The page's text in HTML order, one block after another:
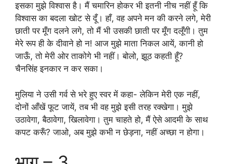
इसका मुझे विश्वास है। मैं चमारिन होकर भी इतनी नीच नहीं हूँ कि
विश्वास का बदला खोट से दूँ। हाँ, वह अपने मन की करने लगे, मेरी
छाती पर मूँग दलने लगे, तो मैं भी उसकी छाती पर मूँग दलूँगी। तुम
मेरे रूप ही के दीवाने हो न! आज मुझे माता निकल आयें, कानी हो
जाऊँ, तो मेरी ओर ताकोगे भी नहीं। बोलो, झूठ कहती हूँ?
चैनसिंह इनकार न कर सका।
मुलिया ने उसी गर्व से भरे हुए स्वर में कहा- लेकिन मेरी एक नहीं,
दोनों आँखें फूट जायें, तब भी वह मुझे इसी तरह रक्खेगा। मुझे
उठावेगा, बैठावेगा, खिलावेगा। तुम चाहते हो, मैं ऐसे आदमी के साथ
कपट करूँ? जाओ, अब मुझे कभी न छेड़ना, नहीं अच्छा न होगा।